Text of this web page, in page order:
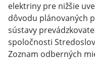
elektriny pre nižšie
dôvodu plánovaných
sústavy
spoločnosti
Zoznam odberných